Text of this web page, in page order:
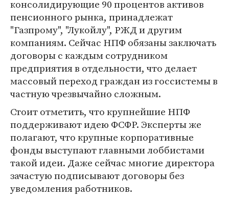
консолидирующие 90 процентов активов
пенсионного рынка, принадлежат
"Газпрому", "Лукойлу", РЖД и другим
компаниям. Сейчас НПФ обязаны заключать
договоры с каждым сотрудником
предприятия в отдельности, что делает
массовый переход граждан из госсистемы в
частную чрезвычайно сложным.
Стоит отметить, что крупнейшие НПФ
поддерживают идею ФСФР. Эксперты же
полагают, что крупные корпоративные
фонды выступают главными лоббистами
такой идеи. Даже сейчас многие директора
зачастую подписывают договоры без
уведомления работников.